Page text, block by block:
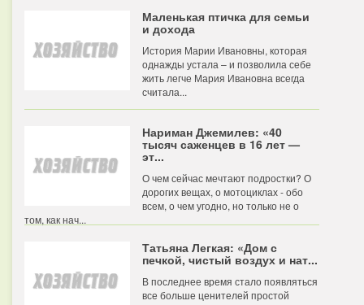
Маленькая птичка для семьи
и дохода
История Марии Ивановны, которая
однажды устала – и позволила себе
жить легче Мария Ивановна всегда
считала...
Нариман Джемилев: «40
тысяч саженцев в 16 лет —
эт...
О чем сейчас мечтают подростки? О
дорогих вещах, о мотоциклах - обо
всем, о чем угодно, но только не о
том, как нач...
Татьяна Легкая: «Дом с
печкой, чистый воздух и нат...
В последнее время стало появляться
все больше ценителей простой